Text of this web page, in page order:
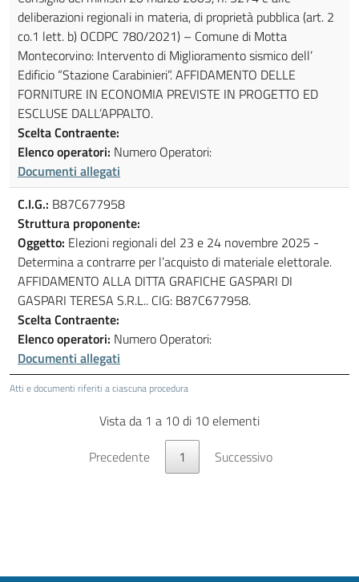
Atti e documenti riferiti a ciascuna procedura
deliberazioni regionali in materia, di proprietà pubblica (art. 2
co.1 lett. b) OCDPC 780/2021) – Comune di Motta
Montecorvino: Intervento di Miglioramento sismico dell’
Edificio “Stazione Carabinieri”. AFFIDAMENTO DELLE
FORNITURE IN ECONOMIA PREVISTE IN PROGETTO ED
ESCLUSE DALL’APPALTO.
Scelta Contraente:
Elenco operatori: Numero Operatori:
Documenti allegati
C.I.G.: B87C677958
Struttura proponente:
Oggetto: Elezioni regionali del 23 e 24 novembre 2025 -
Determina a contrarre per l’acquisto di materiale elettorale.
AFFIDAMENTO ALLA DITTA GRAFICHE GASPARI DI
GASPARI TERESA S.R.L.. CIG: B87C677958.
Scelta Contraente:
Elenco operatori: Numero Operatori:
Documenti allegati
Vista da 1 a 10 di 10 elementi
Precedente
1 Successivo